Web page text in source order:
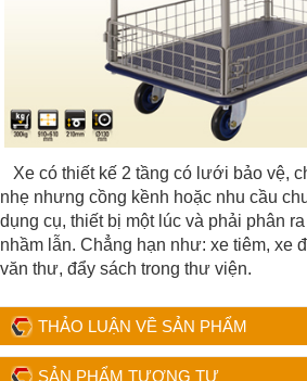
Xe có thiết kế 2 tầng có lưới bảo vệ,
nhẹ nhưng cồng kềnh hoặc nhu cầu
dụng cụ, thiết bị một lúc và phải phân
nhầm lẫn. Chẳng hạn như: xe tiêm, xe
văn thư, đẩy sách trong thư viện.
THẢO LUẬN VỀ SẢN PHẨM
SẢN PHẨM TƯƠNG TỰ